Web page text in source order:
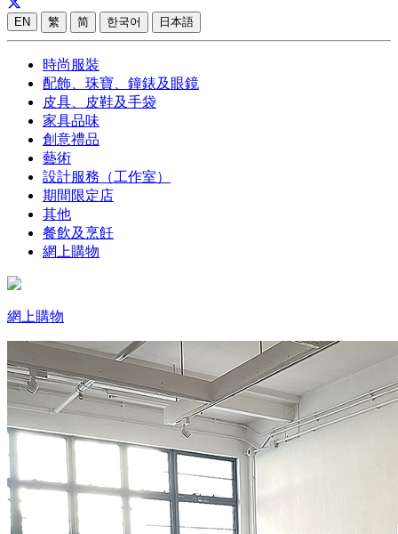
EN 繁 简 한국어 日本語
時尚服裝
配飾、珠寶、鐘錶及眼鏡
皮具、皮鞋及手袋
家具品味
創意禮品
藝術
設計服務（工作室）
期間限定店
其他
餐飲及烹飪
網上購物
網上購物